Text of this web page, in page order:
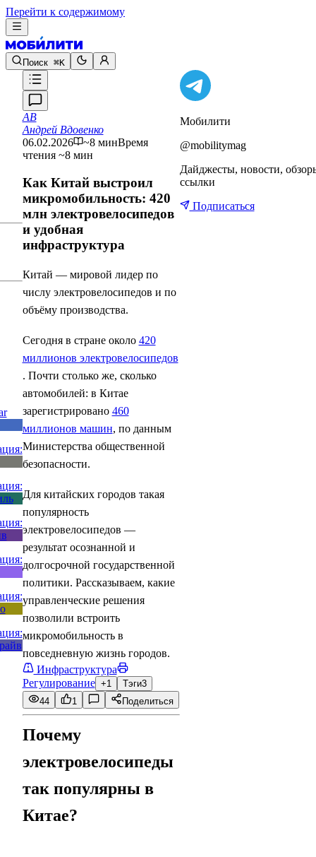
Перейти к содержимому
Поиск ⌘K
АВ
Андрей Вдовенко
06.02.2026
~8 минВремя
чтения ~8 мин
Как Китай выстроил
микромобильность: 420
млн электровелосипедов
и удобная
инфраструктура
Китай — мировой лидер по
числу электровелосипедов и по
объёму производства.
Сегодня в стране около 420
миллионов электровелосипедов
. Почти столько же, сколько
автомобилей: в Китае
зарегистрировано 460
миллионов машин, по данным
Министерства общественной
безопасности.
Для китайских городов такая
популярность
электровелосипедов —
результат осознанной и
долгосрочной государственной
политики. Рассказываем, какие
управленческие решения
позволили встроить
микромобильность в
повседневную жизнь городов.
Инфраструктура
Регулирование +1 Тэги3
44
1 Поделиться
Почему
электровелосипеды
так популярны в
Китае?
Мобилити
@mobilitymag
Дайджесты, новости,
ссылки
Подписаться